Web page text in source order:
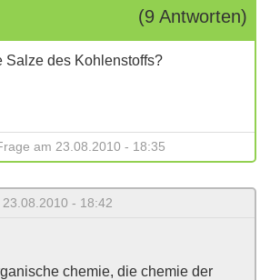
(9 Antworten)
Salze des Kohlenstoffs?
am 23.08.2010 - 18:35
23.08.2010 - 18:42
chemie, die chemie der